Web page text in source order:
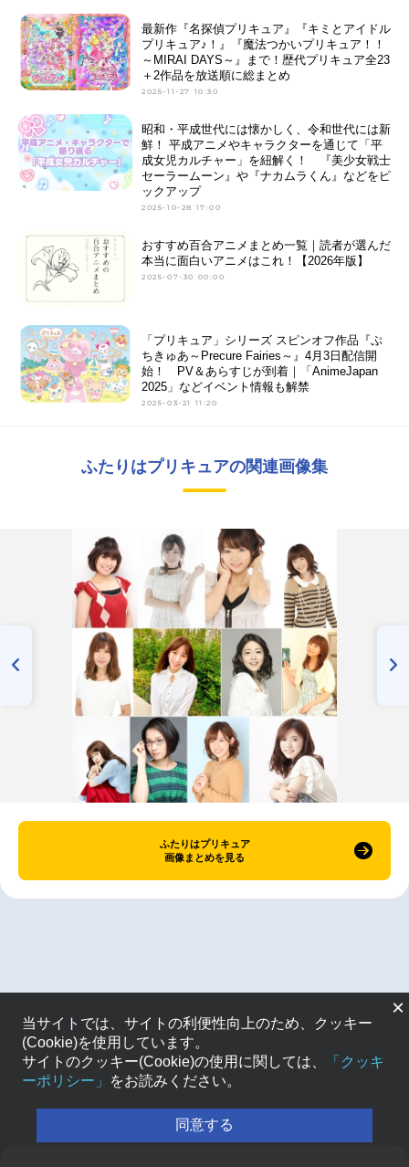
最新作『名探偵プリキュア』『キミとアイドル
プリキュア♪！』『魔法つかいプリキュア！！
～MIRAI DAYS～』まで！歴代プリキュア全23
＋2作品を放送順に総まとめ
2025-11-27 10:30
昭和・平成世代には懐かしく、令和世代には新
鮮！ 平成アニメやキャラクターを通じて「平
成女児カルチャー」を紐解く！ 『美少女戦士
セーラームーン』や『ナカムラくん』などをピ
ックアップ
2025-10-28 17:00
おすすめ百合アニメまとめ一覧｜読者が選んだ
本当に面白いアニメはこれ！【2026年版】
2025-07-30 00:00
「プリキュア」シリーズ スピンオフ作品『ぷ
ちきゅあ～Precure Fairies～』4月3日配信開
始！ PV＆あらすじが到着｜「AnimeJapan
2025」などイベント情報も解禁
2025-03-21 11:20
ふたりはプリキュアの関連画像集
ふたりはプリキュア
画像まとめを見る
×
当サイトでは、サイトの利便性向上のため、クッキー
(Cookie)を使用しています。
サイトのクッキー(Cookie)の使用に関しては、
「クッキ
ーポリシー」
をお読みください。
同意する